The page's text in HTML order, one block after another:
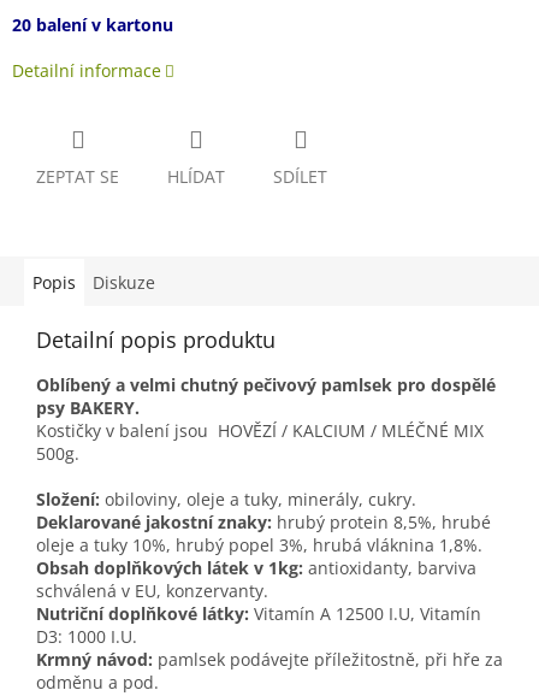
20 balení v kartonu
Detailní informace
ZEPTAT SE HLÍDAT SDÍLET
Popis Diskuze
Detailní popis produktu
Oblíbený a velmi chutný pečivový pamlsek pro dospělé
psy BAKERY.
Kostičky v balení jsou HOVĚZÍ / KALCIUM / MLÉČNÉ MIX
500g.
Složení: obiloviny, oleje a tuky, minerály, cukry.
Deklarované jakostní znaky: hrubý protein 8,5%, hrubé
oleje a tuky 10%, hrubý popel 3%, hrubá vláknina 1,8%.
Obsah doplňkových látek v 1kg: antioxidanty, barviva
schválená v EU, konzervanty.
Nutriční doplňkové látky: Vitamín A 12500 I.U, Vitamín
D3: 1000 I.U.
Krmný návod: pamlsek podávejte příležitostně, při hře za
odměnu a pod.